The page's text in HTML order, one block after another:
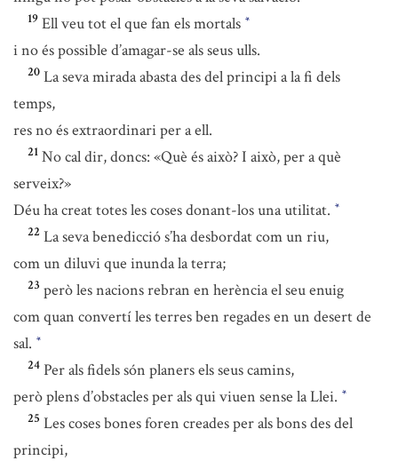
19 Ell veu tot el que fan els mortals *
i no és possible d’amagar-se als seus ulls.
20 La seva mirada abasta des del principi a la fi dels
temps,
res no és extraordinari per a ell.
21 No cal dir, doncs: «Què és això? I això, per a què
serveix?»
Déu ha creat totes les coses donant-los una utilitat. *
22 La seva benedicció s’ha desbordat com un riu,
com un diluvi que inunda la terra;
23 però les nacions rebran en herència el seu enuig
com quan convertí les terres ben regades en un desert de
sal. *
24 Per als fidels són planers els seus camins,
però plens d’obstacles per als qui viuen sense la Llei. *
25 Les coses bones foren creades per als bons des del
principi,